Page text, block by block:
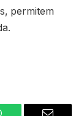
permitem